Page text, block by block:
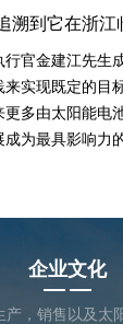
溯到它在浙江
官金建江先生
实现既定的目
多由太阳能电
为最具影响力
企业文化
，销售以及太